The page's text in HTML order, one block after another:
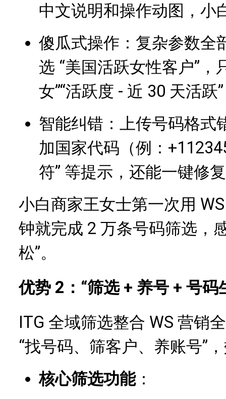
中文说明和操作动图，小
傻瓜式操作：复杂参数全
选 “美国活跃女性客户”，
女”“活跃度 - 近 30 天活
智能纠错：上传号码格式
加国家代码（例：
符” 等提示，还能一键修
小白商家王女士第一次用
钟就完成 2 万条号码筛选，
松”。
优势 2：“筛选 + 养号 + 号
ITG 全域筛选整合 WS 营销
“找号码、筛客户、养账号”
核心筛选功能：